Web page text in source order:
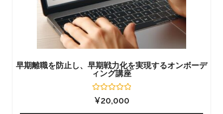
早期離職を防止し、早期戦力化を実現するオンボーデ
ィング講座
5
段
¥20,000